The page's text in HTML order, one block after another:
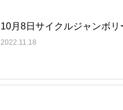
10月8日サイクルジャンボリ
2022.11.18